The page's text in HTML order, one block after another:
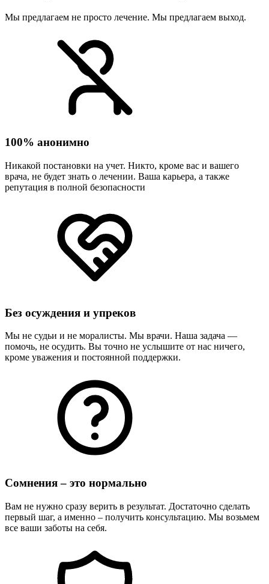
Мы предлагаем не просто лечение. Мы предлагаем выход.
100% анонимно
Никакой постановки на учет. Никто, кроме вас и вашего
врача, не будет знать о лечении. Ваша карьера, а также
репутация в полной безопасности
Без осуждения и упреков
Мы не судьи и не моралисты. Мы врачи. Наша задача —
помочь, не осудить. Вы точно не услышите от нас ничего,
кроме уважения и постоянной поддержки.
Сомнения – это нормально
Вам не нужно сразу верить в результат. Достаточно сделать
первый шаг, а именно – получить консультацию. Мы возьмем
все ваши заботы на себя.